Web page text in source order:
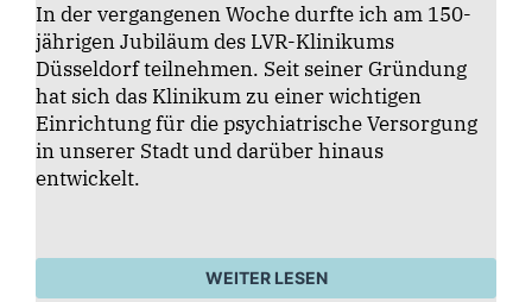
In der vergangenen Woche durfte ich am 150-
jährigen Jubiläum des LVR-Klinikums
Düsseldorf teilnehmen. Seit seiner Gründung
hat sich das Klinikum zu einer wichtigen
Einrichtung für die psychiatrische Versorgung
in unserer Stadt und darüber hinaus
entwickelt.
WEITER LESEN